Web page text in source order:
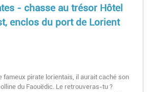
- chasse au trésor Hôtel
enclos du port de Lorient
fameux pirate lorientais, il aurait caché son
du Faouëdic. Le retrouveras-tu ?